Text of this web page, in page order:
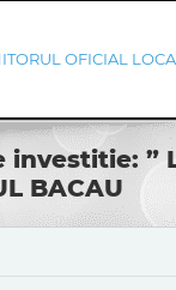
OFICIAL
”
BACAU